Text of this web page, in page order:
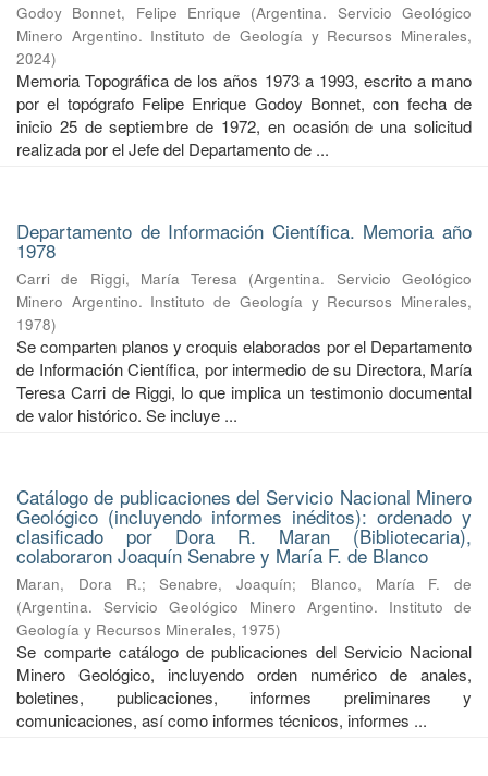
Godoy Bonnet, Felipe Enrique (Argentina. Servicio Geológico
Minero Argentino. Instituto de Geología y Recursos Minerales,
2024)
Memoria Topográfica de los años 1973 a 1993, escrito a mano
por el topógrafo Felipe Enrique Godoy Bonnet, con fecha de
inicio 25 de septiembre de 1972, en ocasión de una solicitud
realizada por el Jefe del Departamento de ...
Departamento de Información Científica. Memoria año
1978
Carri de Riggi, María Teresa (Argentina. Servicio Geológico
Minero Argentino. Instituto de Geología y Recursos Minerales,
1978)
Se comparten planos y croquis elaborados por el Departamento
de Información Científica, por intermedio de su Directora, María
Teresa Carri de Riggi, lo que implica un testimonio documental
de valor histórico. Se incluye ...
Catálogo de publicaciones del Servicio Nacional Minero
Geológico (incluyendo informes inéditos): ordenado y
clasificado por Dora R. Maran (Bibliotecaria),
colaboraron Joaquín Senabre y María F. de Blanco
Maran, Dora R.;Senabre, Joaquín; Blanco, María F. de
(Argentina. Servicio Geológico Minero Argentino. Instituto de
Geología y Recursos Minerales, 1975)
Se comparte catálogo de publicaciones del Servicio Nacional
Minero Geológico, incluyendo orden numérico de anales,
boletines, publicaciones, informes preliminares y
comunicaciones, así como informes técnicos, informes ...